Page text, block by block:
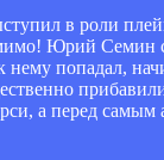
в роли
мимо! Юрий
нему попадал,
а перед